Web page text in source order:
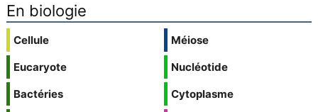
En biologie
Cellule
Eucaryote
Bactéries
Méiose
Nucléotide
Cytoplasme